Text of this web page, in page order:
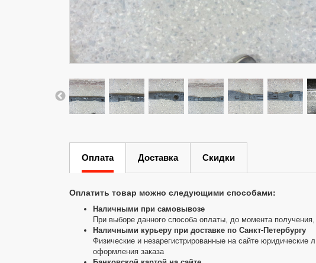
Оплата Доставка Скидки
Оплатить товар можно следующими способами:
Наличными при самовывозе
При выборе данного способа оплаты, до момента
Наличными курьеру при доставке по Санкт-Петербургу
Физические и незарегистрированные на сайте юридические
оформления заказа